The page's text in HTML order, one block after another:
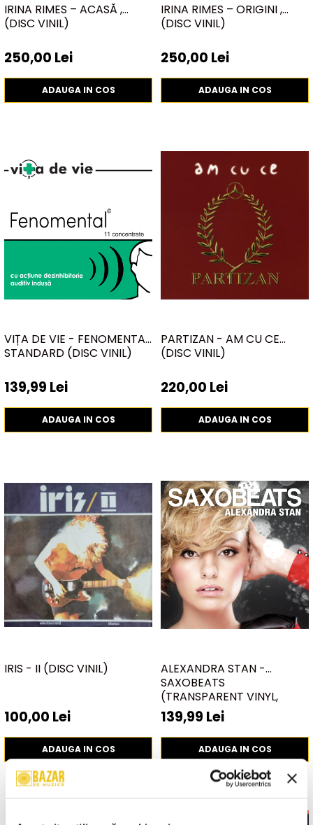
IRINA RIMES – ACASĂ ,
(DISC VINIL)
250,00 Lei
ADAUGA IN COS
IRINA RIMES – ORIGINI ,
(DISC VINIL)
250,00 Lei
ADAUGA IN COS
VIȚA DE VIE - FENOMENTAL
STANDARD (DISC VINIL)
139,99 Lei
ADAUGA IN COS
PARTIZAN - AM CU CE
(DISC VINIL)
220,00 Lei
ADAUGA IN COS
IRIS - II (DISC VINIL)
100,00 Lei
ADAUGA IN COS
ALEXANDRA STAN -
SAXOBEATS
(TRANSPARENT VINYL,
BONUS TRACKS) ) (DISC
VINIL)
139,99 Lei
ADAUGA IN COS